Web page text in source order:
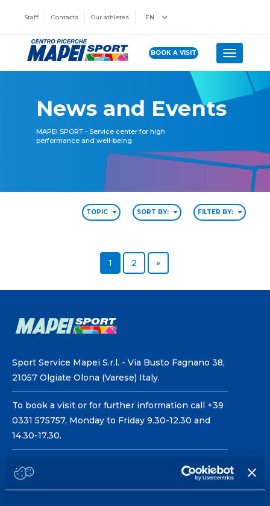
Staff Contacts Our athletes EN
BOOK A VISIT Toggle
News and Events
MAPEI SPORT - Service center for high
performance and well-being.
TOPIC SORT BY: FILTER BY:
Page
1 Page
2 »Next page
Sport Service Mapei S.r.l. - Via Busto Fagnano 38,
21057 Olgiate Olona (Varese) Italy.
To book a visit or for further information call +39
0331 575757, Monday to Friday 9.30-12.30 and
14.30-17.30.
RECEPTION OPENING HOURS
From Monday to Friday
08.30 - 18.30